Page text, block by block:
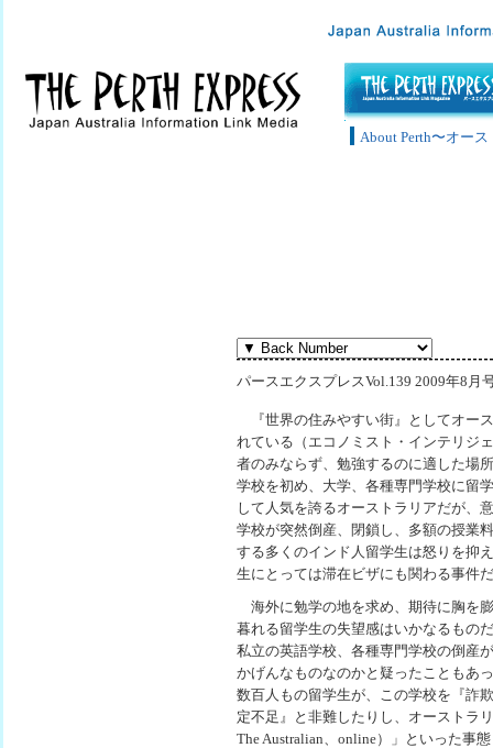
About Perth〜オー
パースエクスプレスVol.139 2009年8月
『世界の住みやすい街』としてオー
れている（エコノミスト・インテリジ
者のみならず、勉強するのに適した場
学校を初め、大学、各種専門学校に留
して人気を誇るオーストラリアだが、
学校が突然倒産、閉鎖し、多額の授業
する多くのインド人留学生は怒りを抑
生にとっては滞在ビザにも関わる事件
海外に勉学の地を求め、期待に胸を
暮れる留学生の失望感はいかなるもの
私立の英語学校、各種専門学校の倒産
かげんなものなのかと疑ったこともあ
数百人もの留学生が、この学校を『詐
定不足』と非難したりし、オーストラ
The Australian、online）」といった事